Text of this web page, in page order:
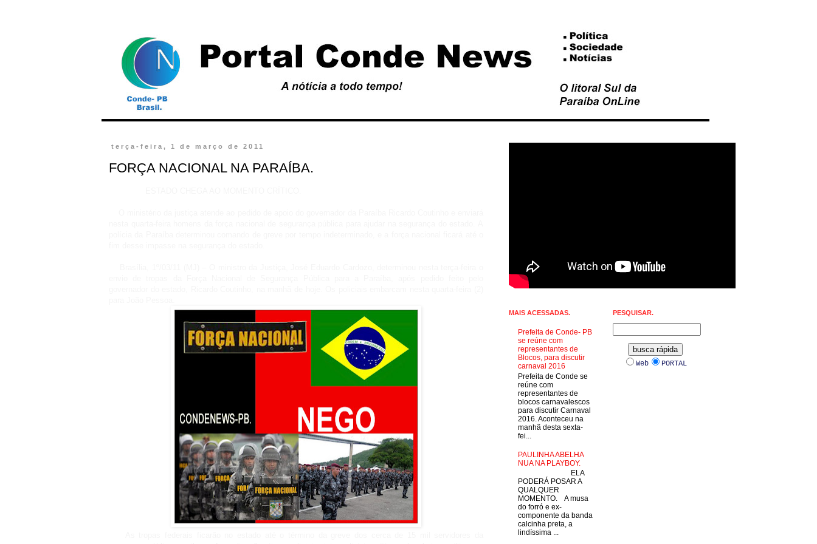
terça-feira, 1 de março de 2011
FORÇA NACIONAL NA PARAÍBA.
MAIS ACESSADAS.
Prefeita de Conde- PB
se reúne com
representantes de
Blocos, para discutir
carnaval 2016
Prefeita de Conde se
reúne com
representantes de
blocos carnavalescos
para discutir Carnaval
2016. Aconteceu na
manhã desta sexta-
fei...
PAULINHA ABELHA
NUA NA PLAYBOY.
ELA
PODERÁ POSAR A
QUALQUER
MOMENTO. A musa
do forró e ex-
componente da banda
calcinha preta, a
lindíssima ...
PESQUISAR.
Web PORTAL